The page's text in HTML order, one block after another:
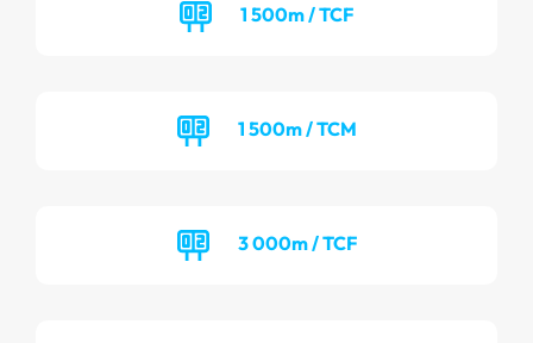
1 500m / TCF
1 500m / TCM
3 000m / TCF